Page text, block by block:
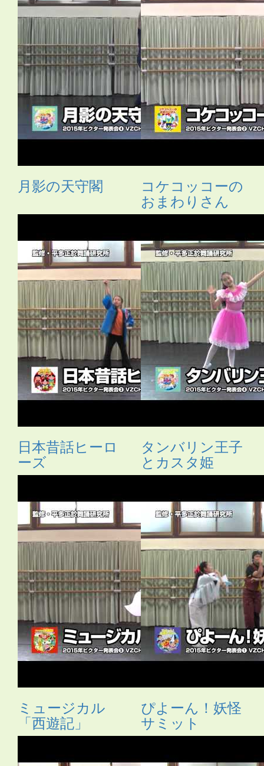
月影の天守閣 コケコッコーの
おまわりさん
日本昔話ヒーロ
ーズ
タンバリン王子
とカスタ姫
ミュージカル
「西遊記」
ぴよーん！妖怪
サミット